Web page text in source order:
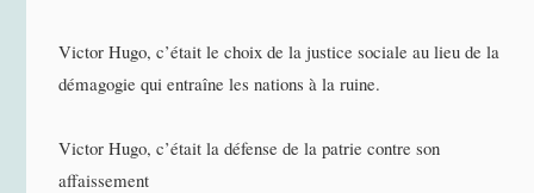
Victor Hugo, c’était le choix de la justice sociale au lieu de la
démagogie qui entraîne les nations à la ruine.
Victor Hugo, c’était la défense de la patrie contre son
affaissement